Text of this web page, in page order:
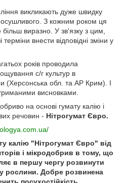
викликають дуже швидку
З кожним роком ця
більш виразно. У зв'язку з цим,
внести відповідні зміни у
років проводила
с/г культур в
(Херсонська обл. та АР Крим). І
висновками.
на основі гумату калію і
речовин - Нітрогумат Євро.
калію "Нітрогумат Євро" від
і мікродобрив в тому, що
в першу чергу розвинути
рослини. Добре розвинена